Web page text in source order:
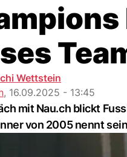
Wettstein
, 16.09.2025 - 13:45
mit Nau.ch blickt
von 2005 nennt